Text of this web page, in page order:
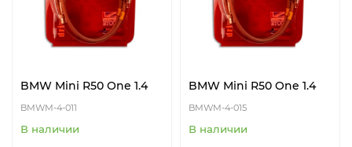
BMW Mini R50 One 1.4
BMWM-4-011
В наличии
BMW Mini R50 One 1.4
BMWM-4-015
В наличии